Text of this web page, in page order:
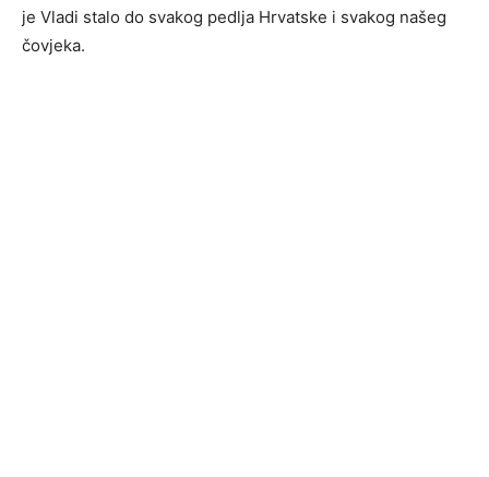
je Vladi stalo do svakog pedlja Hrvatske i svakog našeg
čovjeka.